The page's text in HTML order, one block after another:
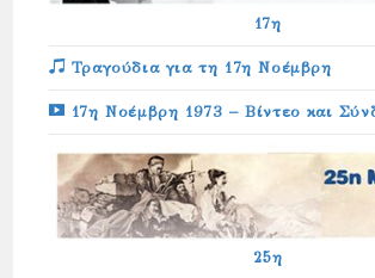
17η
Τραγούδια για τη 17η Νοέμβρη
17η Νοέμβρη 1973 – Βίντεο και
25η